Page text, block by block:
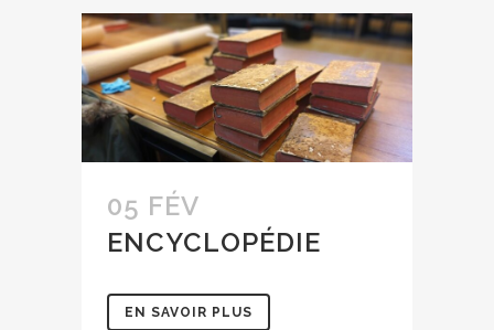
05 FÉV
ENCYCLOPÉDIE
EN SAVOIR PLUS